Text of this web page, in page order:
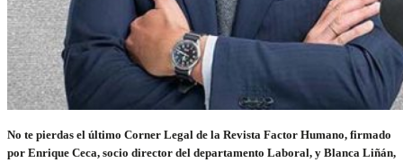
No te pierdas el último Corner Legal de la Revista Factor Humano, firmado
por Enrique Ceca, socio director del departamento Laboral, y Blanca Liñán,